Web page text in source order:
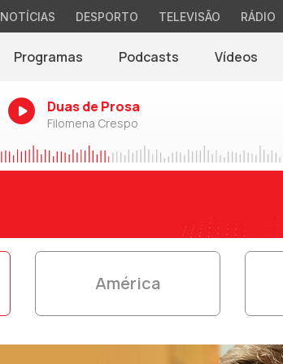
NOTÍCIAS DESPORTO TELEVISÃO RÁDIO
Programas Podcasts Vídeos
Duas de Prosa
Filomena Crespo
América